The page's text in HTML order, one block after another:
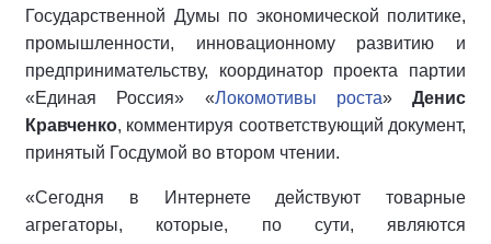
Государственной Думы по экономической политике,
промышленности, инновационному развитию и
предпринимательству, координатор проекта партии
«Единая Россия» «Локомотивы роста» Денис
Кравченко, комментируя соответствующий документ,
принятый Госдумой во втором чтении.
«Сегодня в Интернете действуют товарные
агрегаторы, которые, по сути, являются